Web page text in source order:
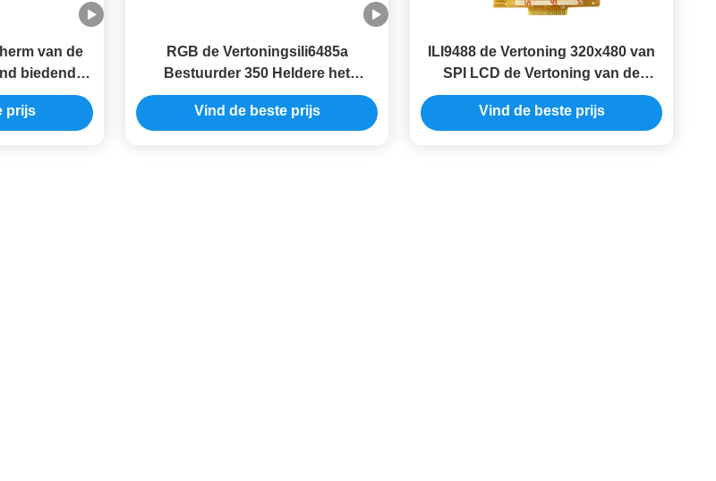
van de
biedende
resolutie
prijs
RGB de Vertoningsili6485a
Bestuurder 350 Heldere het
Schermmodule 40PIN van 480x272
Tft Lcd van Tft Lcd
Vind de beste prijs
ILI9488 de Vertoning 320x480 van
SPI LCD de Vertoning van de
Vertoningstft van 3,5 Duimtft Lcd
3,5 Duim
Vind de beste prijs